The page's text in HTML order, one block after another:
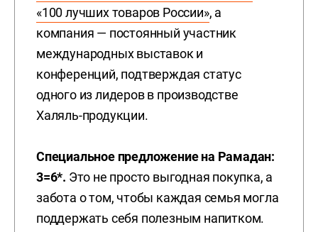
«100 лучших товаров России», а
компания — постоянный участник
международных выставок и
конференций, подтверждая статус
одного из лидеров в производстве
Халяль-продукции.
Специальное предложение на Рамадан:
3=6*. Это не просто выгодная покупка, а
забота о том, чтобы каждая семья могла
поддержать себя полезным напитком.